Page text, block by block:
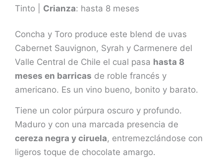
Tinto | Crianza: hasta 8 meses
Concha y Toro produce este blend de uvas
Cabernet Sauvignon, Syrah y Carmenere del
Valle Central de Chile el cual pasa hasta 8
meses en barricas de roble francés y
americano. Es un vino bueno, bonito y barato.
Tiene un color púrpura oscuro y profundo.
Maduro y con una marcada presencia de
cereza negra y ciruela, entremezclándose con
ligeros toque de chocolate amargo.